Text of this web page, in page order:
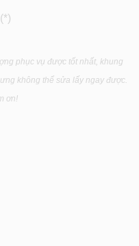
phục vụ được tốt nhất, khung
không thể sửa lấy ngay được.
ơn!